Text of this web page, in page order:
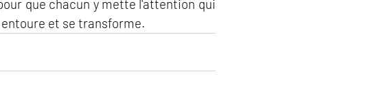
que chacun y mette l'attention qui
et se transforme.